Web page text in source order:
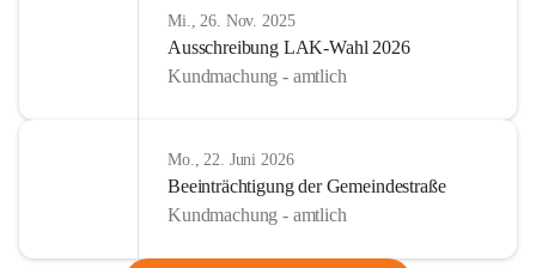
Mi., 26. Nov. 2025
Ausschreibung LAK-Wahl 2026
Kundmachung - amtlich
Mo., 22. Juni 2026
Beeinträchtigung der Gemeindestraße
Kundmachung - amtlich